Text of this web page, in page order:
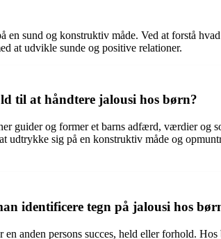
en sund og konstruktiv måde. Ved at forstå
at udvikle sunde og positive relationer.
til at håndtere jalousi hos børn?
guider og former et barns adfærd, værdier
udtrykke sig på en konstruktiv måde og
identificere tegn på jalousi hos
anden persons succes, held eller forhold.